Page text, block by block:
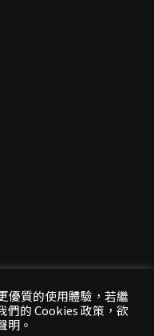
結過去與未來
優質的使用體驗，若繼
們的 Cookies 政策，欲
明。